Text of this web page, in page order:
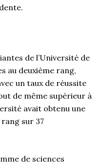
de l’Université de
au deuxième rang,
un taux de réussite
de même supérieur à
avait obtenu une
sur 37
de sciences